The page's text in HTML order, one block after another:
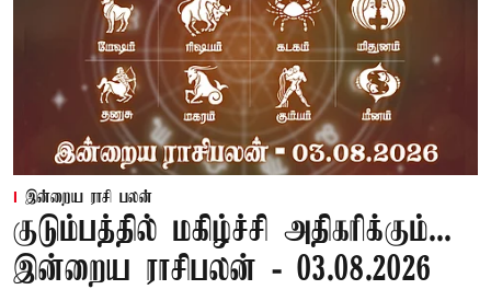
இன்றைய ராசி பலன்
குடும்பத்தில் மகிழ்ச்சி அதிகரிக்கும்...
இன்றைய ராசிபலன் - 03.08.2026